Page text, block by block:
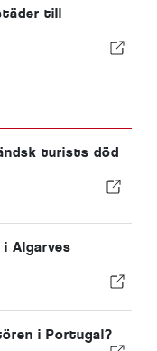
till
turists död
i Algarves
i Portugal?